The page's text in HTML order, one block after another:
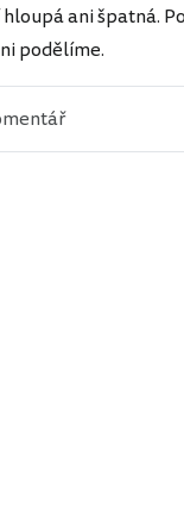
ani špatná.
podělíme.